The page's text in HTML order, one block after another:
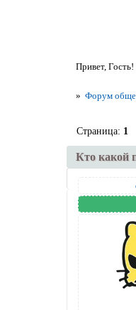
Привет, Гость!
» Форум
Кто какой
Страница: 1